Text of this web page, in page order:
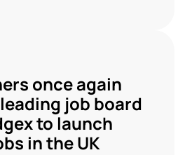
once again
job board
to launch
in the UK